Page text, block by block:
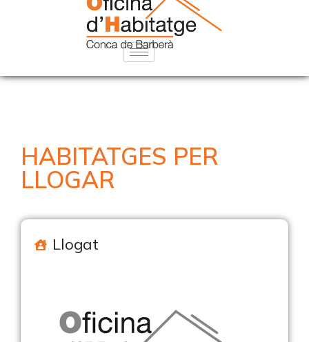
HABITATGES PER
LLOGAR
Llogat